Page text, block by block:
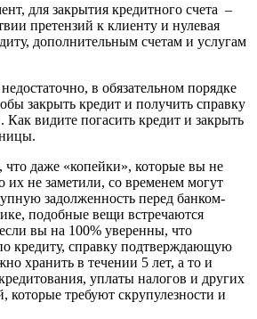
для закрытия кредитного счета –
претензий к клиенту и нулевая
дополнительным счетам и услугам
в обязательном порядке
закрыть кредит и получить справку
Как видите погасить кредит и закрыть
что даже «копейки», которые вы не
их не заметили, со временем могут
задолженность перед банком-
подобные вещи встречаются
вы на 100% уверенны, что
кредиту, справку подтверждающую
хранить в течении 5 лет, а то и
уплаты налогов и других
которые требуют скрупулезности и